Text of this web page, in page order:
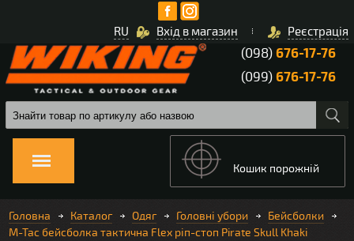
Вхід в магазин Реєстрація
RU
(098)676-17-76
(099)676-17-76
Кошик порожній
Головна Каталог Одяг Головні убори
Бейсболки
M-Tac бейсболка тактична Flex ріп-стоп Pirate Skull Khaki